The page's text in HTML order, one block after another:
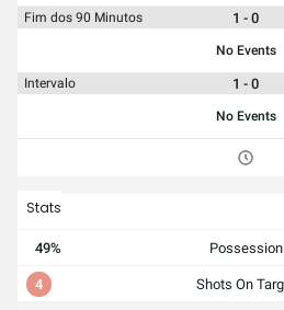
Fim dos 90 Minutos 1 - 0
No Events
Intervalo 1 - 0
No Events
Stats
49% Possession
4 Shots On